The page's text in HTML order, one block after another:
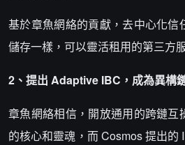
基於章魚網絡的貢獻，去中心化信
儲存一樣，可以靈活租用的第三方
2、提出 Adaptive IBC，成為異構
章魚網絡相信，開放通用的跨鏈互
的核心和靈魂，而 Cosmos 提出的